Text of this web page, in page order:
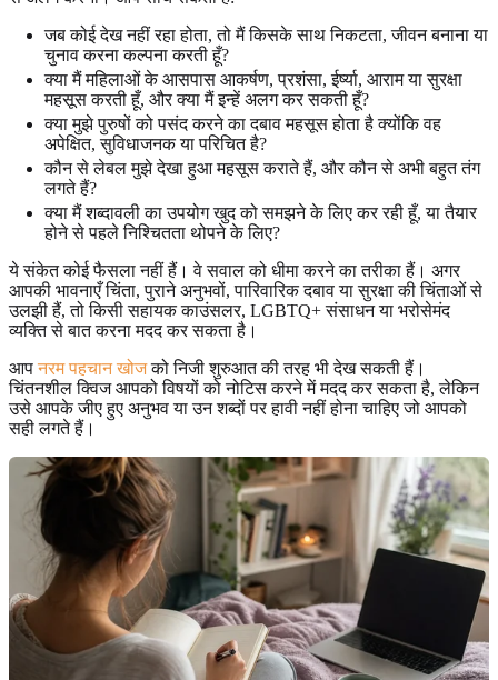
जब कोई देख नहीं रहा होता, तो मैं किसके साथ निकटता, जीवन बनाना या
चुनाव करना कल्पना करती हूँ?
क्या मैं महिलाओं के आसपास आकर्षण, प्रशंसा, ईर्ष्या, आराम या सुरक्षा
महसूस करती हूँ, और क्या मैं इन्हें अलग कर सकती हूँ?
क्या मुझे पुरुषों को पसंद करने का दबाव महसूस होता है क्योंकि वह
अपेक्षित, सुविधाजनक या परिचित है?
कौन से लेबल मुझे देखा हुआ महसूस कराते हैं, और कौन से अभी बहुत तंग
लगते हैं?
क्या मैं शब्दावली का उपयोग खुद को समझने के लिए कर रही हूँ, या तैयार
होने से पहले निश्चितता थोपने के लिए?
ये संकेत कोई फैसला नहीं हैं। वे सवाल को धीमा करने का तरीका हैं। अगर
आपकी भावनाएँ चिंता, पुराने अनुभवों, पारिवारिक दबाव या सुरक्षा की चिंताओं से
उलझी हैं, तो किसी सहायक काउंसलर, LGBTQ+ संसाधन या भरोसेमंद
व्यक्ति से बात करना मदद कर सकता है।
आपनरम पहचान खोजको निजी शुरुआत की तरह भी देख सकती हैं।
चिंतनशील क्विज आपको विषयों को नोटिस करने में मदद कर सकता है, लेकिन
उसे आपके जीए हुए अनुभव या उन शब्दों पर हावी नहीं होना चाहिए जो आपको
सही लगते हैं।